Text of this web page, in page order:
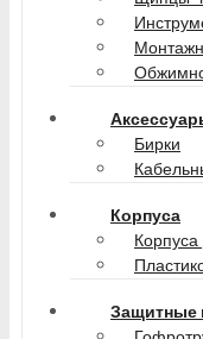
Бирки
Корпуса
Корпуса
Защитные